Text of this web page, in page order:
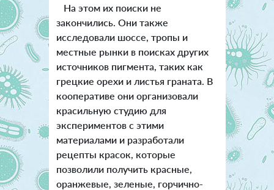
На этом их поиски не
закончились. Они также
исследовали шоссе, тропы и
местные рынки в поисках других
источников пигмента, таких как
грецкие орехи и листья граната. В
кооперативе они организовали
красильную студию для
экспериментов с этими
материалами и разработали
рецепты красок, которые
позволили получить красные,
оранжевые, зеленые, горчично-